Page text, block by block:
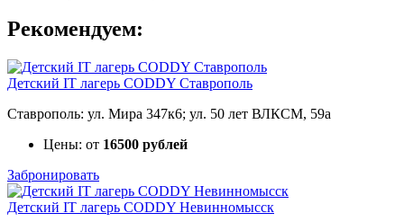
Рекомендуем:
Детский IT лагерь CODDY Ставрополь
Ставрополь: ул. Мира 347к6; ул. 50 лет ВЛКСМ, 59а
Цены: от 16500 рублей
Забронировать
Детский IT лагерь CODDY Невинномысск